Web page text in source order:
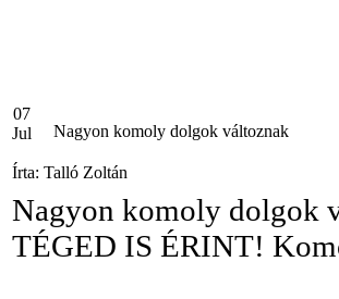
07
Jul
Nagyon komoly dolgok változnak
Írta: Talló Zoltán
Nagyon komoly dolgok
TÉGED IS ÉRINT!